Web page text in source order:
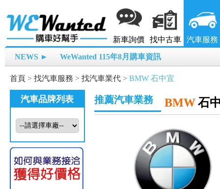
新車詢價 找中古車 汽車服務
NEWS ► WeWanted 115年8月購車資訊
首頁 > 找汽車服務 > 找汽車業代 > BMW 石中宜
汽車品牌列表 推薦汽車業務 BMW 石